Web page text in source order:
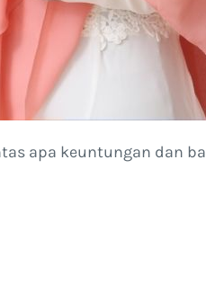
apa keuntungan dan